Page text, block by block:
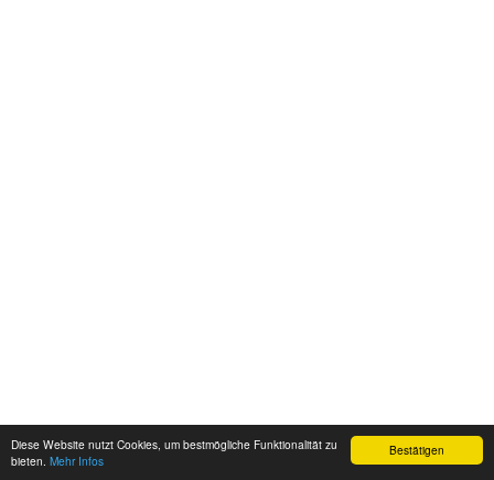
Bestätigen
Diese Website nutzt Cookies, um bestmögliche Funktionalität zu
bieten. Mehr Infos